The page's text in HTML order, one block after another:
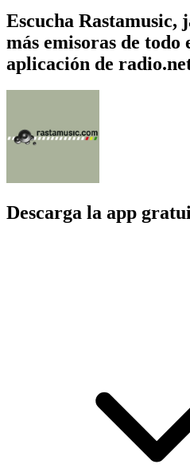
Escucha Rastamusic,
más emisoras de todo
aplicación de
Descarga la app